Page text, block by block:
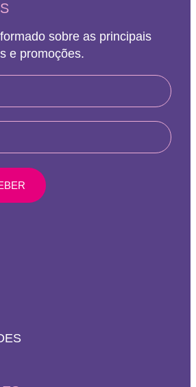
sobre as principais
e promoções.